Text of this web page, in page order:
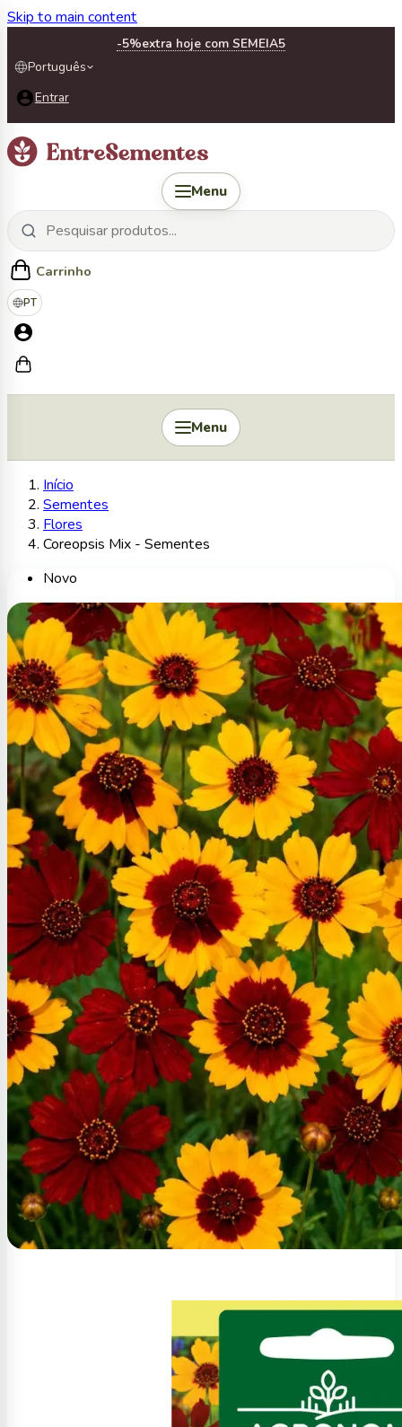
Skip to main content
-5%extra hoje com SEMEIA5
Português
Entrar
Menu
Carrinho
PT
Menu
Início
Sementes
Flores
Coreopsis Mix - Sementes
Novo